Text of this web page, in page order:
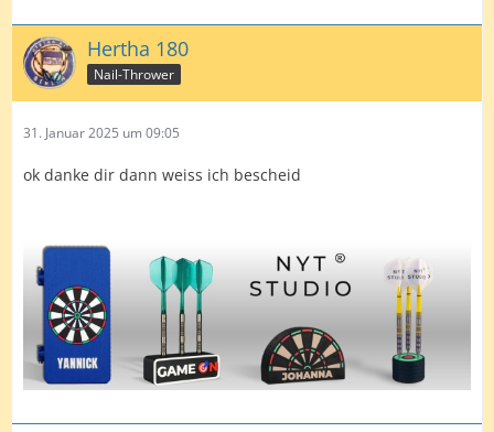
Hertha 180
Nail-Thrower
31. Januar 2025 um 09:05
ok danke dir dann weiss ich bescheid